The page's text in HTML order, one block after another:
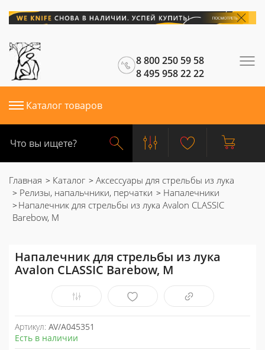
8 800 250 59 58
8 495 958 22 22
Каталог товаров
Главная Каталог
Аксессуары для стрельбы из лука
Релизы, напальчники, перчатки
Напалечники
Напалечник для стрельбы из лука Avalon CLASSIC
Barebow, M
Напалечник для стрельбы из лука
Avalon CLASSIC Barebow, M
Артикул: AV/A045351
Есть в наличии